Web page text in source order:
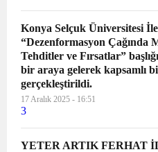
Konya Selçuk Üniversitesi
“Dezenformasyon Çağında
Tehditler ve Fırsatlar”
bir araya gelerek kapsamlı
gerçekleştirildi.
17 Aralık 2025 - 16:51
3
YETER ARTIK FERHAT